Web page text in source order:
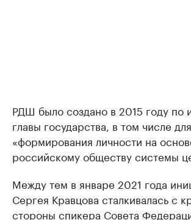
РДШ было создано в 2015 году по
главы государства, в том числе для
«формирования личности на
российскому обществу системы
Между тем в январе 2021 года
Сергея Кравцова сталкивалась с
стороны спикера Совета